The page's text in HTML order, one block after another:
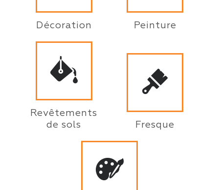
Décoration Peinture
Revêtements
de sols
Fresque